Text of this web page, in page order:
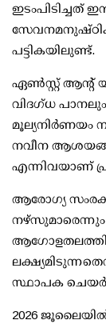
ഇടംപിടിച്ചത്
പട്ടികയിലുണ്ട്.
ഏണ്‍സ്റ്റ് ആന്റ്
വിദഗ്ധ
മൂല്യനിര്‍ണയം
നവീന
എന്നിവയാണ്
ആരോഗ്യ
സ്ഥാപക
2026